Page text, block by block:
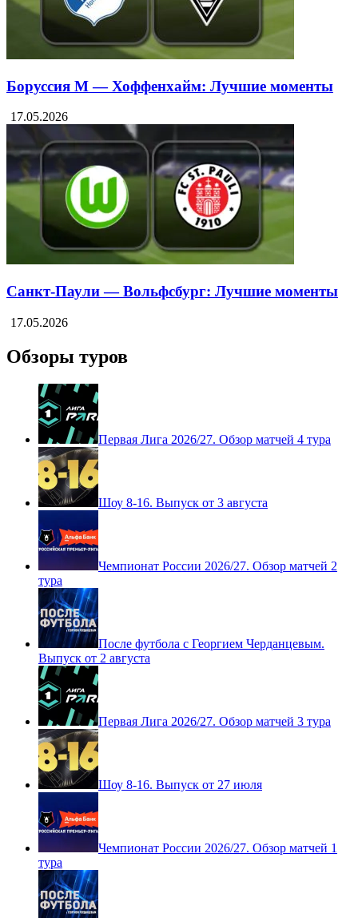
Боруссия М — Хоффенхайм: Лучшие моменты
17.05.2026
Санкт-Паули — Вольфсбург: Лучшие моменты
17.05.2026
Обзоры туров
Первая Лига 2026/27. Обзор матчей 4 тура
Шоу 8-16. Выпуск от 3 августа
Чемпионат России 2026/27. Обзор матчей 2
тура
После футбола с Георгием Черданцевым.
Выпуск от 2 августа
Первая Лига 2026/27. Обзор матчей 3 тура
Шоу 8-16. Выпуск от 27 июля
Чемпионат России 2026/27. Обзор матчей 1
тура